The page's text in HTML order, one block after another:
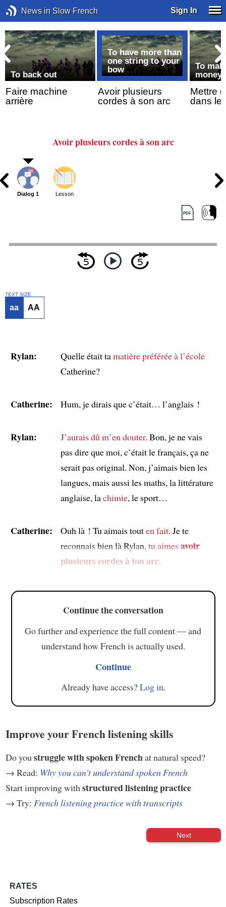
News in Slow French Sign In
To back out
Faire machine
arrière
To have more than
one string to your
bow
Avoir plusieurs
cordes à son arc
To
money
Mettre
dans
Avoir plusieurs cordesà son arc
Dialog 1 Lesson
TEXT SIZE
aa AA
Rylan: Quelle était tamatière préféréeà l’école
Catherine?
Catherine: Hum, je dirais que c’était… l’anglais !
Rylan: J’aurais dû m’en douter. Bon, je ne vais
pas dire que moi, c’était le français, ça ne
serait pas original. Non, j’aimais bien les
langues, mais aussi les maths, la littérature
anglaise, lachimie, le sport…
Catherine: Ouh là ! Tu aimais touten fait. Je te
reconnais bien là Rylan, tu aimes avoir
plusieurs cordes à ton arc.
Continue the conversation
Go further and experience the full content — and
understand how French is actually used.
Continue
Already have access?Log in.
Improve your French listening skills
Do you struggle with spoken Frenchat natural speed?
→ Read: Why you can't understand spoken French
Start improving with structured listening practice
→ Try: French listening practice with transcripts
Next
RATES
Subscription Rates